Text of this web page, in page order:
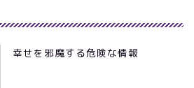
幸せを邪魔する危険な情報